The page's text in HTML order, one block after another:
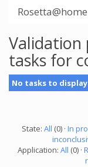
Rosetta@home
Validation
tasks for
No tasks to display
State: All (0) · In
Application: All (0) ·